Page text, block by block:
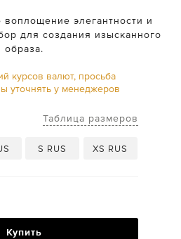
элегантности и
для создания изысканного
образа.
курсов валют, просьба
уточнять у менеджеров
Таблица размеров
S RUS XS RUS
Купить